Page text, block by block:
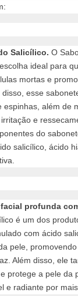
Salicílico. O
ideal para
mortas e
esse
espinhas, além de
e
do
salicílico, ácido
profunda
é um dos
com ácido
pele,
Além disso, ele
protege a pele da
e radiante por